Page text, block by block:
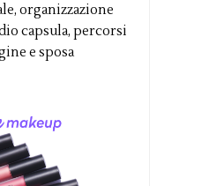
organizzazione
capsula, percorsi
e sposa